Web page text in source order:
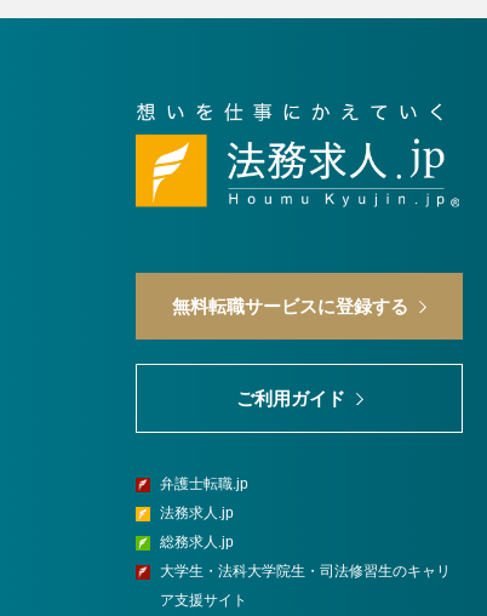
無料転職サービスに登録する
ご利用ガイド
弁護士転職.jp
法務求人.jp
総務求人.jp
大学生・法科大学院生・司法修習生のキャリ
ア支援サイト